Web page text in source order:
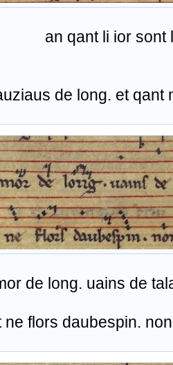
an qant li ior sont
long. et qant me
de long. uains de
flors daubespin.